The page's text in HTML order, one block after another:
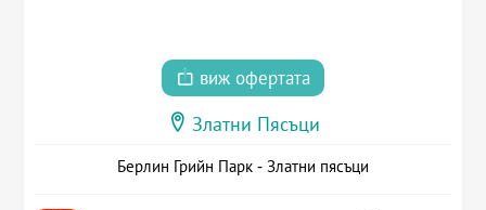
виж офертата
Златни Пясъци
Берлин Грийн Парк - Златни пясъци